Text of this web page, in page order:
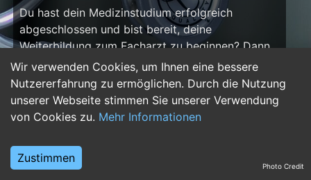
Wir verwenden Cookies, um Ihnen eine bessere
Nutzererfahrung zu ermöglichen. Durch die Nutzung
unserer Webseite stimmen Sie unserer Verwendung
von Cookies zu. Mehr Informationen
Zustimmen
Du hast dein Medizinstudium erfolgreich
abgeschlossen und bist bereit, deine
Weiterbildung zum Facharzt zu beginnen? Dann
bist du aufassistenz-arzt.comgenau richtig!
Hier findest du zahlreiche Stellenangebote für
Assistenzärzte in allen Fachrichtungen – von der
Inneren Medizin über die Chirurgie bis hin zur
deine Karriere im Arztberuf und finde die
passende Klinik oder Praxis für deinen nächstenPhoto Credit